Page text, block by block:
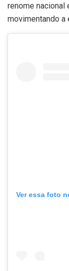
renome nacional
movimentando a
Ver essa foto